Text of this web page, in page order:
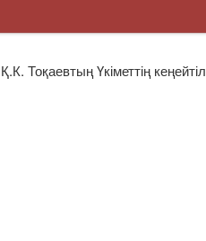
Тоқаевтың Үкіметтің